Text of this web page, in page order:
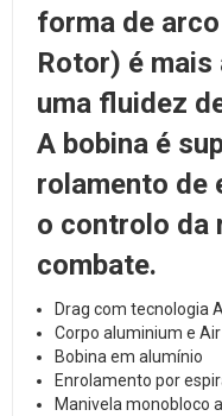
forma de
Rotor) é mais
uma fluidez
A bobina é
rolamento de
o controlo da
combate.
Drag com tecnologia
Corpo aluminium e
Bobina em alumínio
Enrolamento por
Manivela monobloco